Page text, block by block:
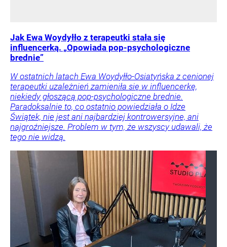
Jak Ewa Woydyłło z terapeutki stała się
influencerką. „Opowiada pop-psychologiczne
brednie”
W ostatnich latach Ewa Woydyłło-Osiatyńska z cenionej
terapeutki uzależnień zamieniła się w influencerkę,
niekiedy głoszącą pop-psychologiczne brednie.
Paradoksalnie to, co ostatnio powiedziała o Idze
Świątek, nie jest ani najbardziej kontrowersyjne, ani
najgroźniejsze. Problem w tym, że wszyscy udawali, że
tego nie widzą.